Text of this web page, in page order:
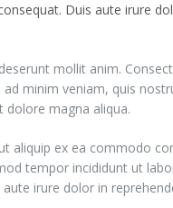
Duis aute irure
mollit anim.
minim veniam, quis
dolore magna aliqua.
aliquip ex ea commodo
tempor incididunt ut
irure dolor in